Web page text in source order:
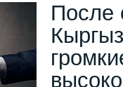
После